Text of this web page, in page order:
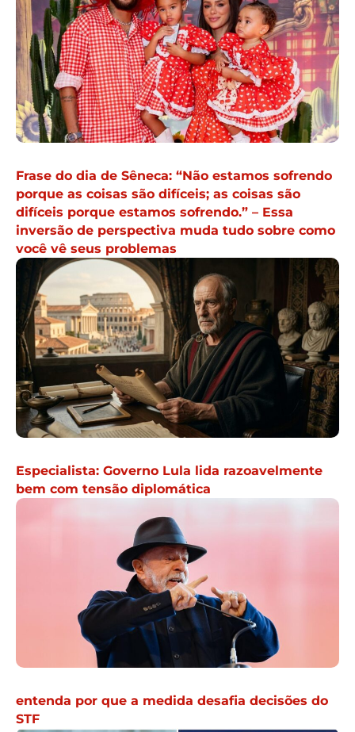
Frase do dia de Sêneca: “Não estamos sofrendo
porque as coisas são difíceis; as coisas são
difíceis porque estamos sofrendo.” – Essa
inversão de perspectiva muda tudo sobre como
você vê seus problemas
Especialista: Governo Lula lida razoavelmente
bem com tensão diplomática
entenda por que a medida desafia decisões do
STF